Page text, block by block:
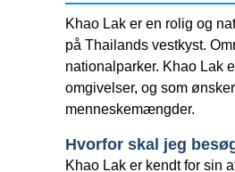
Khao Lak er en rolig og
på Thailands vestkyst.
nationalparker. Khao Lak
omgivelser, og som
menneskemængder.
Hvorfor skal jeg
Khao Lak er kendt for sin